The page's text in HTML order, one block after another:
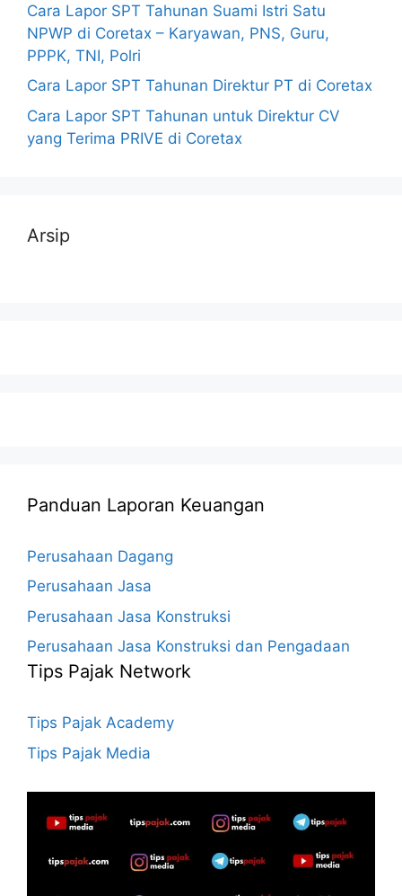
Cara Lapor SPT Tahunan Suami Istri Satu
NPWP di Coretax – Karyawan, PNS, Guru,
PPPK, TNI, Polri
Cara Lapor SPT Tahunan Direktur PT di Coretax
Cara Lapor SPT Tahunan untuk Direktur CV
yang Terima PRIVE di Coretax
Arsip
Panduan Laporan Keuangan
Perusahaan Dagang
Perusahaan Jasa
Perusahaan Jasa Konstruksi
Perusahaan Jasa Konstruksi dan Pengadaan
Tips Pajak Network
Tips Pajak Academy
Tips Pajak Media